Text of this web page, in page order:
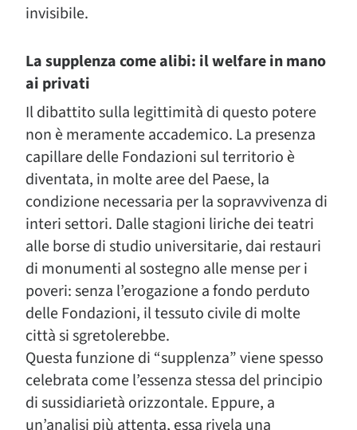
invisibile.
La supplenza come alibi: il welfare in mano
ai privati
Il dibattito sulla legittimità di questo potere
non è meramente accademico. La presenza
capillare delle Fondazioni sul territorio è
diventata, in molte aree del Paese, la
condizione necessaria per la sopravvivenza di
interi settori. Dalle stagioni liriche dei teatri
alle borse di studio universitarie, dai restauri
di monumenti al sostegno alle mense per i
poveri: senza l’erogazione a fondo perduto
delle Fondazioni, il tessuto civile di molte
città si sgretolerebbe.
Questa funzione di “supplenza” viene spesso
celebrata come l’essenza stessa del principio
di sussidiarietà orizzontale. Eppure, a
un’analisi più attenta, essa rivela una